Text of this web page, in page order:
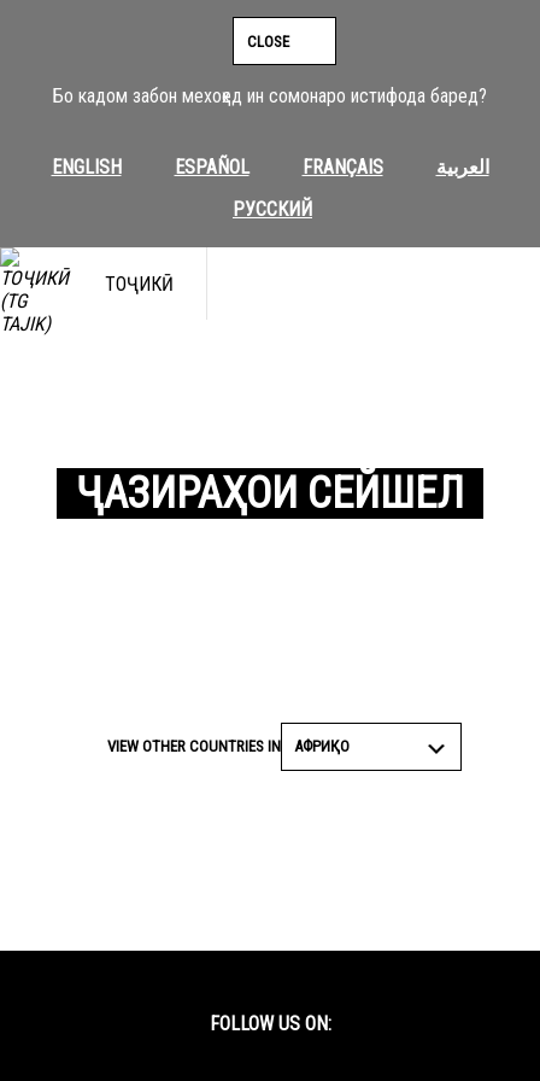
Бо кадом забон мехоҳед ин сомонаро истифода баред?
ENGLISH ESPAÑOL FRANÇAIS
العربية
РУССКИЙ
CLOSE
ТОҶИКӢ
ҶАЗИРАҲОИ СЕЙШЕЛ
VIEW OTHER COUNTRIES IN АФРИҚО
FOLLOW US ON: